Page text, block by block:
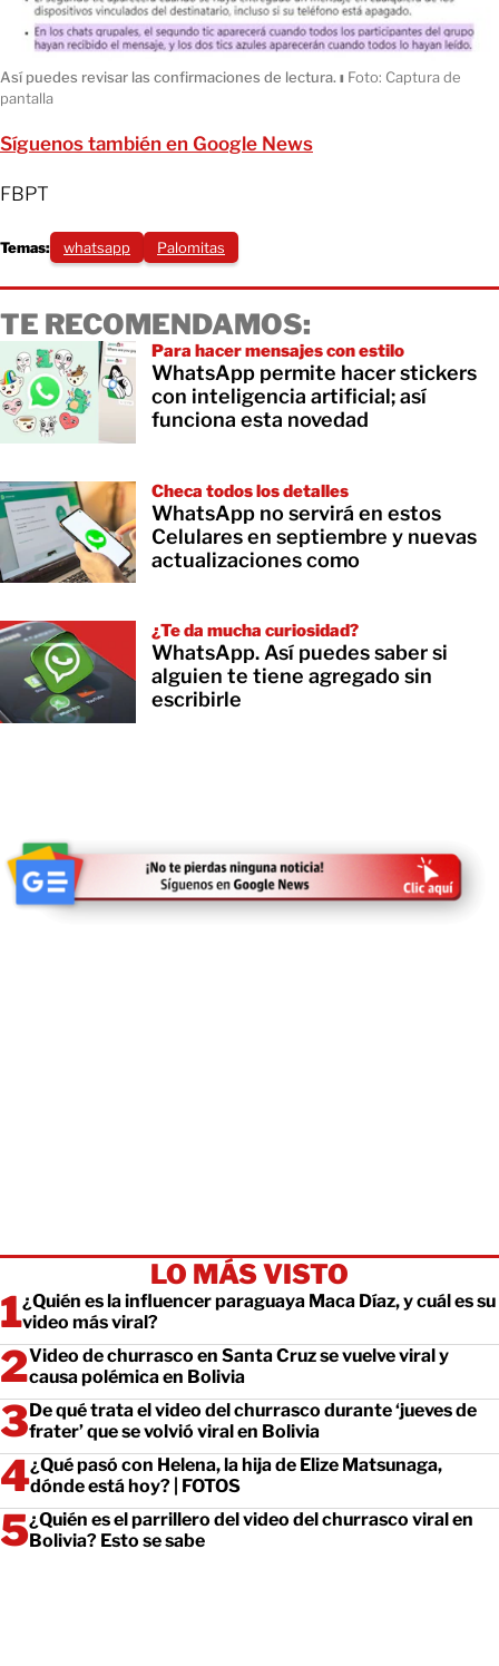
Así puedes revisar las confirmaciones de lectura. ı Foto: Captura de
pantalla
Síguenos también en Google News
FBPT
Temas: whatsapp Palomitas
TE RECOMENDAMOS:
Para hacer mensajes con estilo
WhatsApp permite hacer stickers
con inteligencia artificial; así
funciona esta novedad
Checa todos los detalles
WhatsApp no servirá en estos
Celulares en septiembre y nuevas
actualizaciones como
¿Te da mucha curiosidad?
WhatsApp. Así puedes saber si
alguien te tiene agregado sin
escribirle
LO MÁS VISTO
¿Quién es la influencer paraguaya Maca Díaz, y cuál es su
video más viral?
Video de churrasco en Santa Cruz se vuelve viral y
causa polémica en Bolivia
De qué trata el video del churrasco durante ‘jueves de
frater’ que se volvió viral en Bolivia
¿Qué pasó con Helena, la hija de Elize Matsunaga,
dónde está hoy? | FOTOS
¿Quién es el parrillero del video del churrasco viral en
Bolivia? Esto se sabe